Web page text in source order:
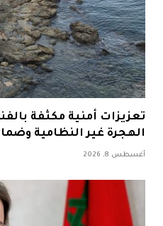
تعزيزات أمنية مكثفة
الهجرة غير النظامية
أغسطس 8, 2026